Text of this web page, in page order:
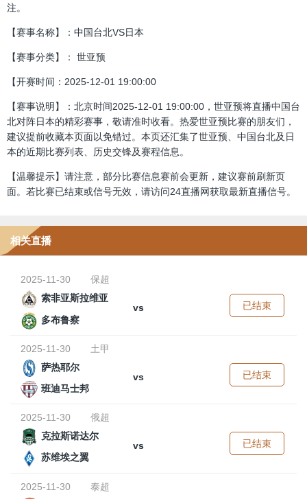
注。
【赛事名称】：中国台北VS日本
【赛事分类】： 世亚预
【开赛时间：2025-12-01 19:00:00
【赛事说明】：北京时间2025-12-01 19:00:00，世亚预将直播中国台
北对阵日本的精彩赛事，敬请准时收看。热爱世亚预比赛的朋友们，
建议提前收藏本页面以免错过。本页还汇集了世亚预、中国台北及日
本的近期比赛列表、历史交锋及赛程信息。
【温馨提示】请注意，部分比赛信息赛前会更新，建议赛前刷新页
面。若比赛已结束或信号无效，请访问24直播网获取最新直播信号。
相关直播
2025-11-30
保超
索非亚斯拉维亚
vs
多布鲁察
已结束
2025-11-30
土甲
萨热耶尔
vs
班迪马士邦
已结束
2025-11-30
俄超
克拉斯诺达尔
vs
苏维埃之翼
已结束
2025-11-30
泰超